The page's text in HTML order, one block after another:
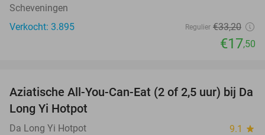
Scheveningen
Verkocht: 3.895
Regulier €33,20
€17,50
30%
Aziatische All-You-Can-Eat (2 of 2,5 uur) bij Da
Long Yi Hotpot
Da Long Yi Hotpot 9.1 star